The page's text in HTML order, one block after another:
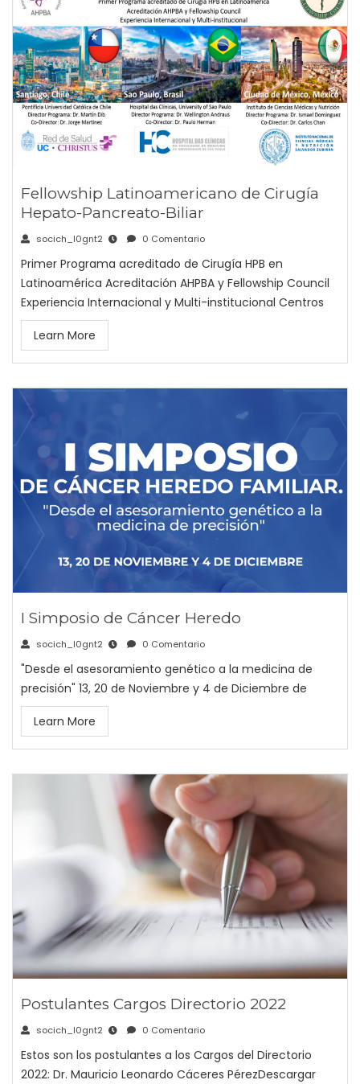
Fellowship Latinoamericano de Cirugía
Hepato-Pancreato-Biliar
socich_l0gnt2 0 Comentario
Primer Programa acreditado de Cirugía HPB en
Latinoamérica Acreditación AHPBA y Fellowship Council
Experiencia Internacional y Multi-institucional Centros
Learn More
I Simposio de Cáncer Heredo
socich_l0gnt2 0 Comentario
"Desde el asesoramiento genético a la medicina de
precisión" 13, 20 de Noviembre y 4 de Diciembre de
Learn More
Postulantes Cargos Directorio 2022
socich_l0gnt2 0 Comentario
Estos son los postulantes a los Cargos del Directorio
2022: Dr. Mauricio Leonardo Cáceres PérezDescargar